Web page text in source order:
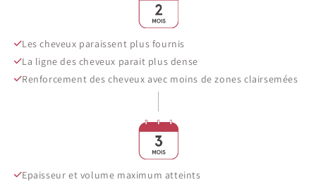
Les cheveux paraissent plus fournis
La ligne des cheveux parait plus dense
Renforcement des cheveux avec moins de zones clairsemées
Epaisseur et volume maximum atteints